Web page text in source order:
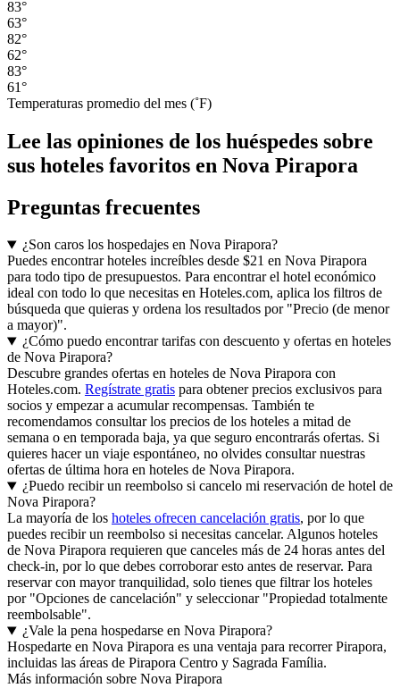
83°
63°
82°
62°
83°
61°
Temperaturas promedio del mes (˚F)
Lee las opiniones de los huéspedes sobre
sus hoteles favoritos en Nova Pirapora
Preguntas frecuentes
¿Son caros los hospedajes en Nova Pirapora?
Puedes encontrar hoteles increíbles desde $21 en Nova Pirapora
para todo tipo de presupuestos. Para encontrar el hotel económico
ideal con todo lo que necesitas en Hoteles.com, aplica los filtros de
búsqueda que quieras y ordena los resultados por "Precio (de menor
a mayor)".
¿Cómo puedo encontrar tarifas con descuento y ofertas en hoteles
de Nova Pirapora?
Descubre grandes ofertas en hoteles de Nova Pirapora con
Hoteles.com. Regístrate gratis para obtener precios exclusivos para
socios y empezar a acumular recompensas. También te
recomendamos consultar los precios de los hoteles a mitad de
semana o en temporada baja, ya que seguro encontrarás ofertas. Si
quieres hacer un viaje espontáneo, no olvides consultar nuestras
ofertas de última hora en hoteles de Nova Pirapora.
¿Puedo recibir un reembolso si cancelo mi reservación de hotel de
Nova Pirapora?
La mayoría de los hoteles ofrecen cancelación gratis, por lo que
puedes recibir un reembolso si necesitas cancelar. Algunos hoteles
de Nova Pirapora requieren que canceles más de 24 horas antes del
check-in, por lo que debes corroborar esto antes de reservar. Para
reservar con mayor tranquilidad, solo tienes que filtrar los hoteles
por "Opciones de cancelación" y seleccionar "Propiedad totalmente
reembolsable".
¿Vale la pena hospedarse en Nova Pirapora?
Hospedarte en Nova Pirapora es una ventaja para recorrer Pirapora,
incluidas las áreas de Pirapora Centro y Sagrada Família.
Más información sobre Nova Pirapora